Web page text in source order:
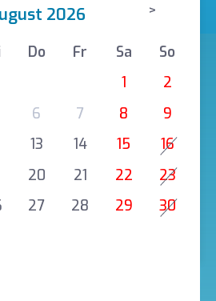
2026 >
Do Fr Sa
So
1
2
6 7 8
9
13 14 15
16
20 21 22
23
27 28 29
30